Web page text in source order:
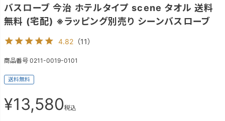
バスローブ 今治 ホテルタイプ scene タオル 送料
無料 (宅配) ※ラッピング別売り シーンバスローブ
4.82 （11）
商品番号 0211-0019-0101
送料無料
¥13,580税込